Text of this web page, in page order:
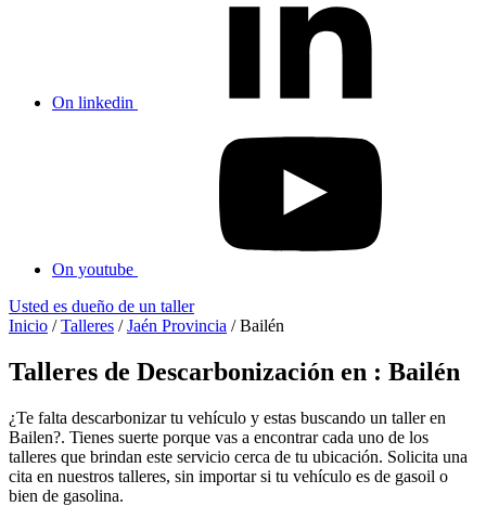
On linkedin
On youtube
Usted es dueño de un taller
Inicio /Talleres /Jaén Provincia /Bailén
Talleres de Descarbonización en : Bailén
¿Te falta descarbonizar tu vehículo y estas buscando un taller en
Bailen?. Tienes suerte porque vas a encontrar cada uno de los
talleres que brindan este servicio cerca de tu ubicación. Solicita una
cita en nuestros talleres, sin importar si tu vehículo es de gasoil o
bien de gasolina.